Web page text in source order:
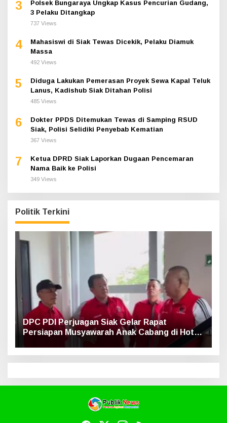
3
Polsek Bungaraya Ungkap Kasus Pencurian Gudang,
3 Pelaku Ditangkap
737 Views
4
Mahasiswi di Siak Tewas Dicekik, Pelaku Diamuk
Massa
492 Views
5
Diduga Lakukan Pemerasan Proyek Sewa Kapal Teluk
Lanus, Kadishub Siak Ditahan Polisi
485 Views
6
Dokter PPDS Ditemukan Tewas di Samping RSUD
Siak, Polisi Selidiki Penyebab Kematian
367 Views
7
Ketua DPRD Siak Laporkan Dugaan Pencemaran
Nama Baik ke Polisi
349 Views
Politik Terkini
DPC PDI Perjuagan Siak Gelar Rapat
Persiapan Musyawarah Anak Cabang di Hotel